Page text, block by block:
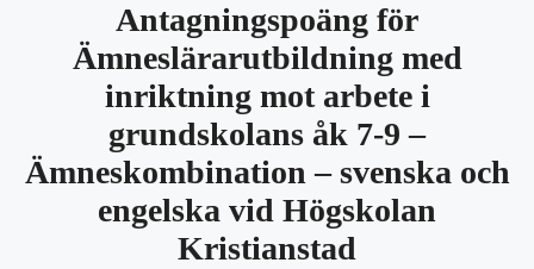
Antagningspoäng för
Ämneslärarutbildning med
inriktning mot arbete i
grundskolans åk 7-9 –
Ämneskombination – svenska och
engelska vid Högskolan
Kristianstad